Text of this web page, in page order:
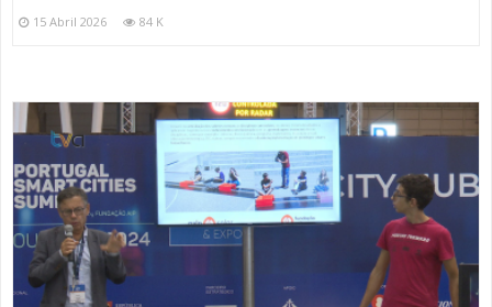
15 Abril 2026 84 K